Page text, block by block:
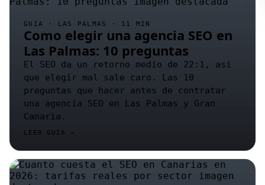
GUIA · LAS PALMAS · 11 MIN
Como elegir una agencia SEO en
Las Palmas: 10 preguntas
El SEO da un retorno medio de 22:1, asi
que elegir mal sale caro. Las 10
preguntas que hacer antes de contratar
una agencia SEO en Las Palmas y Gran
Canaria.
LEER GUIA →